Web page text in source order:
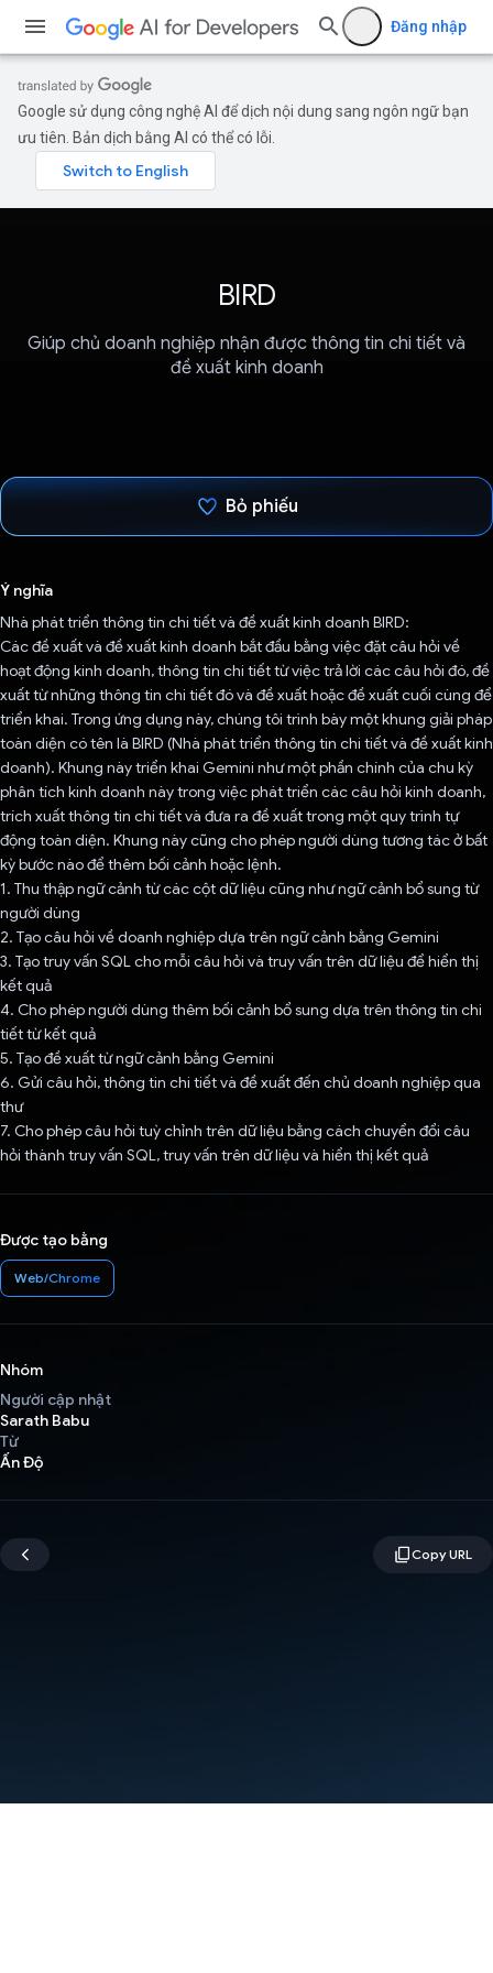
Đăng nhập
Google sử dụng công nghệ AI để dịch nội dung sang ngôn ngữ bạn
ưu tiên. Bản dịch bằng AI có thể có lỗi.
BIRD
Giúp chủ doanh nghiệp nhận được thông tin chi tiết và
đề xuất kinh doanh
Bỏ phiếu
Ý nghĩa
Nhà phát triển thông tin chi tiết và đề xuất kinh doanh BIRD:
Các đề xuất và đề xuất kinh doanh bắt đầu bằng việc đặt câu hỏi về
hoạt động kinh doanh, thông tin chi tiết từ việc trả lời các câu hỏi đó, đề
xuất từ những thông tin chi tiết đó và đề xuất hoặc đề xuất cuối cùng để
triển khai. Trong ứng dụng này, chúng tôi trình bày một khung giải pháp
toàn diện có tên là BIRD (Nhà phát triển thông tin chi tiết và đề xuất kinh
doanh). Khung này triển khai Gemini như một phần chính của chu kỳ
phân tích kinh doanh này trong việc phát triển các câu hỏi kinh doanh,
trích xuất thông tin chi tiết và đưa ra đề xuất trong một quy trình tự
động toàn diện. Khung này cũng cho phép người dùng tương tác ở bất
kỳ bước nào để thêm bối cảnh hoặc lệnh.
1. Thu thập ngữ cảnh từ các cột dữ liệu cũng như ngữ cảnh bổ sung từ
người dùng
2. Tạo câu hỏi về doanh nghiệp dựa trên ngữ cảnh bằng Gemini
3. Tạo truy vấn SQL cho mỗi câu hỏi và truy vấn trên dữ liệu để hiển thị
kết quả
4. Cho phép người dùng thêm bối cảnh bổ sung dựa trên thông tin chi
tiết từ kết quả
5. Tạo đề xuất từ ngữ cảnh bằng Gemini
6. Gửi câu hỏi, thông tin chi tiết và đề xuất đến chủ doanh nghiệp qua
thư
7. Cho phép câu hỏi tuỳ chỉnh trên dữ liệu bằng cách chuyển đổi câu
hỏi thành truy vấn SQL, truy vấn trên dữ liệu và hiển thị kết quả
Được tạo bằng
Web/Chrome
Nhóm
Người cập nhật
Sarath Babu
Từ
Ấn Độ